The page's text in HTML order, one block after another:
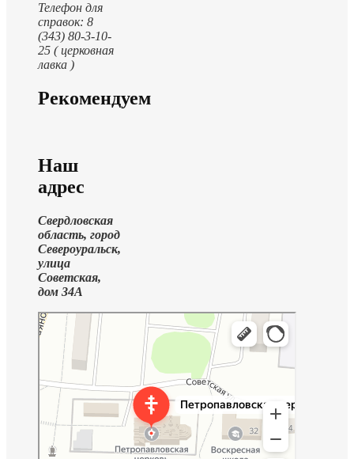
Телефон для
справок: 8
(343) 80-3-10-
25 ( церковная
лавка )
Рекомендуем
Наш
адрес
Свердловская
область, город
Североуральск,
улица
Советская,
дом 34А